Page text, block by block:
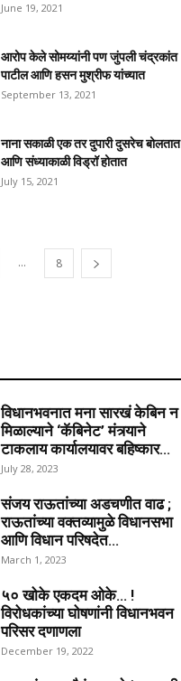
June 19, 2021
आरोप केले सोमय्यांनी पण जुंपली चंद्रकांत
पाटील आणि हसन मुश्रीफ यांच्यात
September 13, 2021
नाना सकाळी एक तर दुपारी दुसरेच बोलतात
आणि संध्याकाळी विड्रॉ होतात
July 15, 2021
... 8
विधानभवनात मना सारखं केबिन न
मिळाल्याने ‘कॅबिनेट’ मंत्र्याने
टाकलाय कार्यालयावर बहिष्कार...
July 28, 2023
संजय राऊतांच्या अडचणीत वाढ ;
राऊतांच्या वक्तव्यामुळे विधानसभा
आणि विधान परिषदेत...
March 1, 2023
५० खोके एकदम ओके… !
विरोधकांच्या घोषणांनी विधानभवन
परिसर दणाणला
December 19, 2022